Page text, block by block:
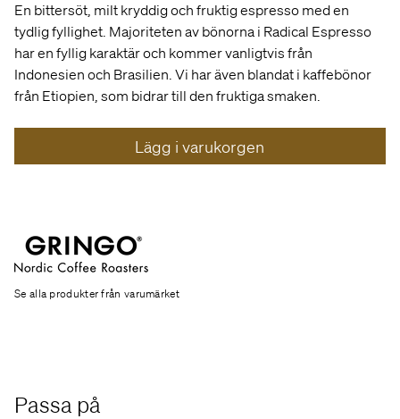
En bittersöt, milt kryddig och fruktig espresso med en
tydlig fyllighet. Majoriteten av bönorna i Radical Espresso
har en fyllig karaktär och kommer vanligtvis från
Indonesien och Brasilien. Vi har även blandat i kaffebönor
från Etiopien, som bidrar till den fruktiga smaken.
Lägg i varukorgen
Se alla produkter från varumärket
Passa på